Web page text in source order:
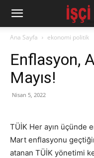
Ana Sayfa ekonomi politik
Enflasyon,
Mayıs!
Nisan 5, 2022
TÜİK Her ayın üçünde
Mart enflasyonu
atanan TÜİK yönetimi